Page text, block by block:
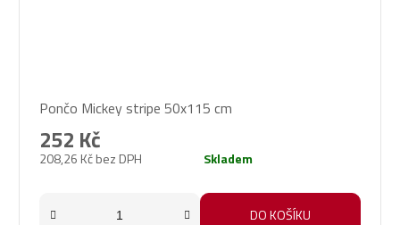
Pončo Mickey stripe 50x115 cm
208,26 Kč bez DPH
252 Kč
Skladem
DO KOŠÍKU